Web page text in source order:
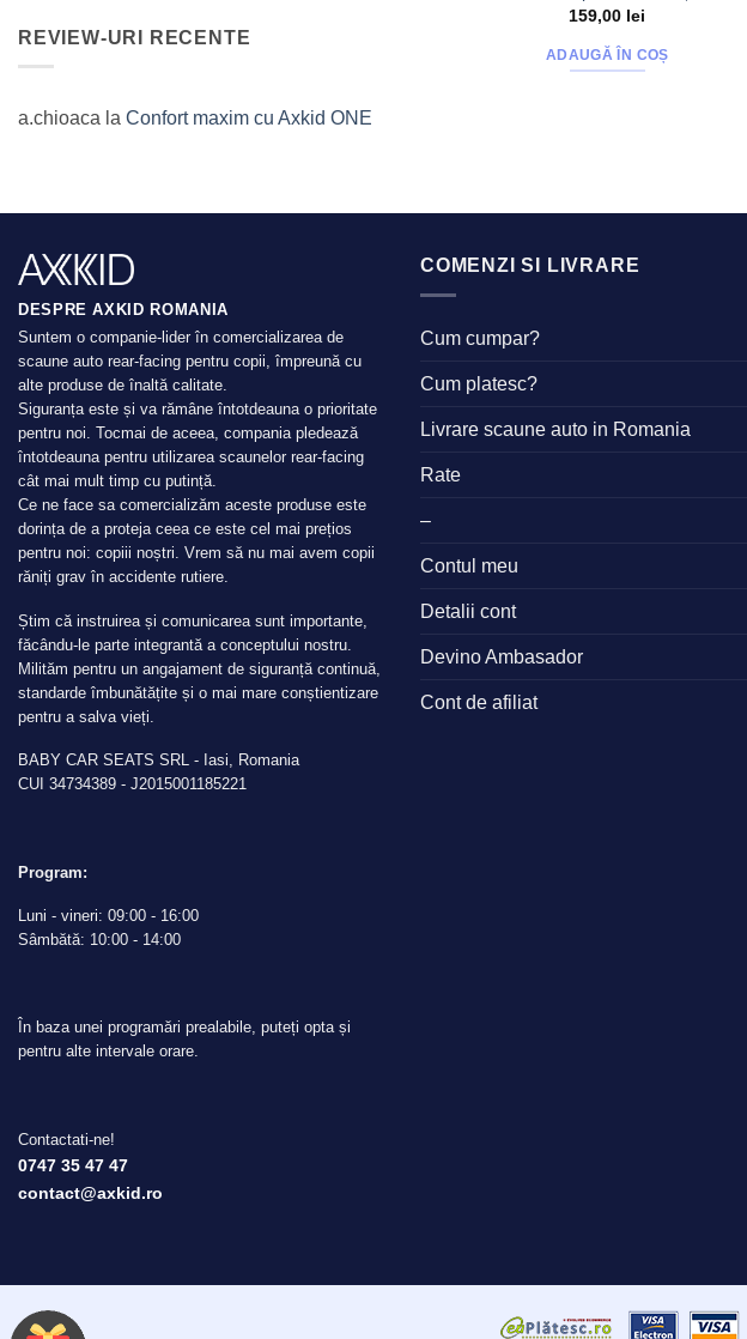
REVIEW-URI RECENTE
a.chioaca la Confort maxim cu Axkid ONE
159,00 lei
ADAUGĂ ÎN COȘ
DESPRE AXKID ROMANIA
Suntem o companie-lider în comercializarea de
scaune auto rear-facing pentru copii, împreună cu
alte produse de înaltă calitate.
Siguranța este și va rămâne întotdeauna o prioritate
pentru noi. Tocmai de aceea, compania pledează
întotdeauna pentru utilizarea scaunelor rear-facing
cât mai mult timp cu putință.
Ce ne face sa comercializăm aceste produse este
dorința de a proteja ceea ce este cel mai prețios
pentru noi: copiii noștri. Vrem să nu mai avem copii
răniți grav în accidente rutiere.
Știm că instruirea și comunicarea sunt importante,
făcându-le parte integrantă a conceptului nostru.
Milităm pentru un angajament de siguranță continuă,
standarde îmbunătățite și o mai mare conștientizare
pentru a salva vieți.
BABY CAR SEATS SRL - Iasi, Romania
CUI 34734389 - J2015001185221
Program:
Luni - vineri: 09:00 - 16:00
Sâmbătă: 10:00 - 14:00
În baza unei programări prealabile, puteți opta și
pentru alte intervale orare.
Contactati-ne!
0747 35 47 47
contact@axkid.ro
COMENZI SI LIVRARE
Cum cumpar?
Cum platesc?
Livrare scaune auto in Romania
Rate
–
Contul meu
Detalii cont
Devino Ambasador
Cont de afiliat